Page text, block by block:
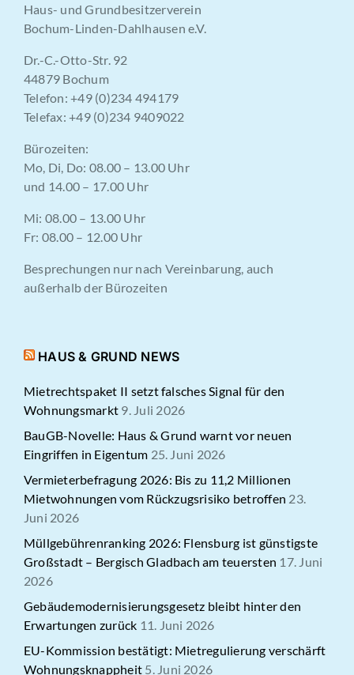
Haus- und Grundbesitzerverein
Bochum-Linden-Dahlhausen e.V.
Dr.-C.-Otto-Str. 92
44879 Bochum
Telefon: +49 (0)234 494179
Telefax: +49 (0)234 9409022
Bürozeiten:
Mo, Di, Do: 08.00 – 13.00 Uhr
und 14.00 – 17.00 Uhr
Mi: 08.00 – 13.00 Uhr
Fr: 08.00 – 12.00 Uhr
Besprechungen nur nach Vereinbarung, auch
außerhalb der Bürozeiten
HAUS & GRUND NEWS
Mietrechtspaket II setzt falsches Signal für den
Wohnungsmarkt 9. Juli 2026
BauGB-Novelle: Haus & Grund warnt vor neuen
Eingriffen in Eigentum 25. Juni 2026
Vermieterbefragung 2026: Bis zu 11,2 Millionen
Mietwohnungen vom Rückzugsrisiko betroffen 23.
Juni 2026
Müllgebührenranking 2026: Flensburg ist günstigste
Großstadt – Bergisch Gladbach am teuersten 17. Juni
2026
Gebäudemodernisierungsgesetz bleibt hinter den
Erwartungen zurück 11. Juni 2026
EU-Kommission bestätigt: Mietregulierung verschärft
Wohnungsknappheit 5. Juni 2026